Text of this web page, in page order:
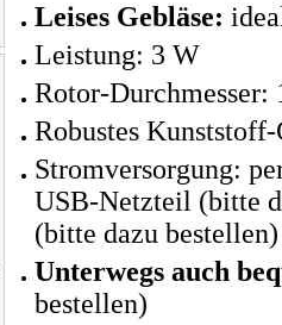
Leises Gebläse:
Leistung: 3 W
Rotor-Durchmesser:
Robustes Kunststoff-
Stromversorgung:
USB-Netzteil (bitte
(bitte dazu bestellen)
Unterwegs auch
bestellen)